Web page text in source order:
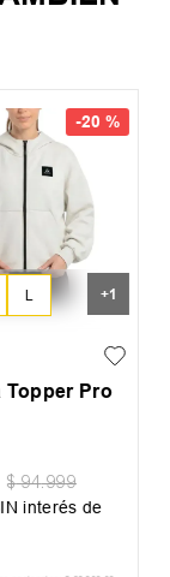
-20 %
L +1
Topper Pro
$ 94.999
interés de